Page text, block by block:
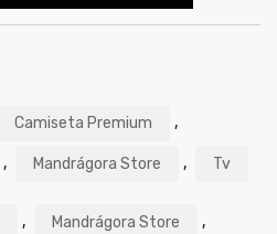
Camiseta Premium ,
, Mandrágora Store , Tv
, Mandrágora Store ,